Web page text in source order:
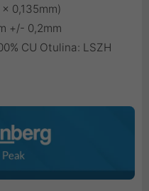
0,135mm)
+/- 0,2mm
CU Otulina: LSZH